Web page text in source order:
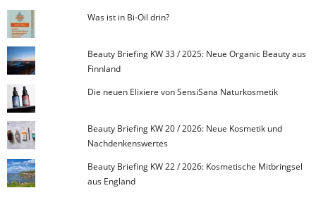
Was ist in Bi-Oil drin?
Beauty Briefing KW 33 / 2025: Neue Organic Beauty aus
Finnland
Die neuen Elixiere von SensiSana Naturkosmetik
Beauty Briefing KW 20 / 2026: Neue Kosmetik und
Nachdenkenswertes
Beauty Briefing KW 22 / 2026: Kosmetische Mitbringsel
aus England